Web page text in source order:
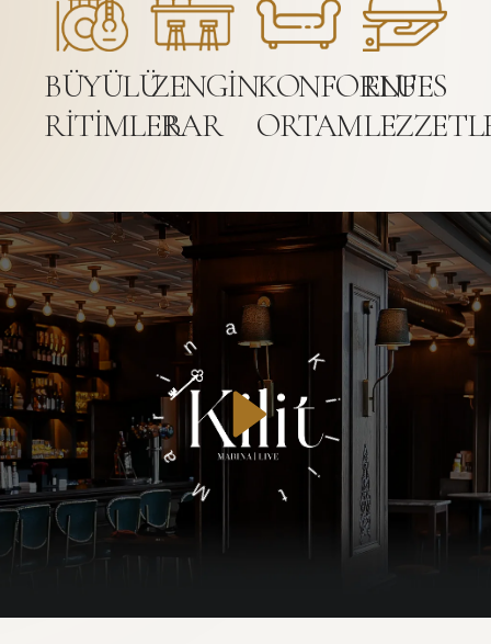
BÜYÜLÜ
RİTİMLER
ZENGIN
BAR
KONFORLU
ORTAM
ENFES
Kilit Marina